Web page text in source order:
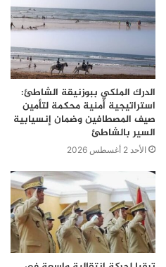
الدرك الملكي ببوزنيقة الشاطئ:
استراتيجية أمنية محكمة لتأمين
صيف المصطافين وضمان إنسيابية
السير بالشاطئ
الأحد 2 أغسطس 2026